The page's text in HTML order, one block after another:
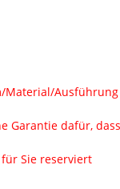
Garantie dafür,
Sie reserviert